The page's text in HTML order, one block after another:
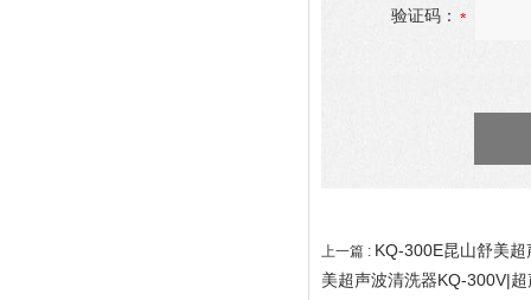
验证码：
上一篇 : KQ-300E昆山舒美
美超声波清洗器KQ-300V|